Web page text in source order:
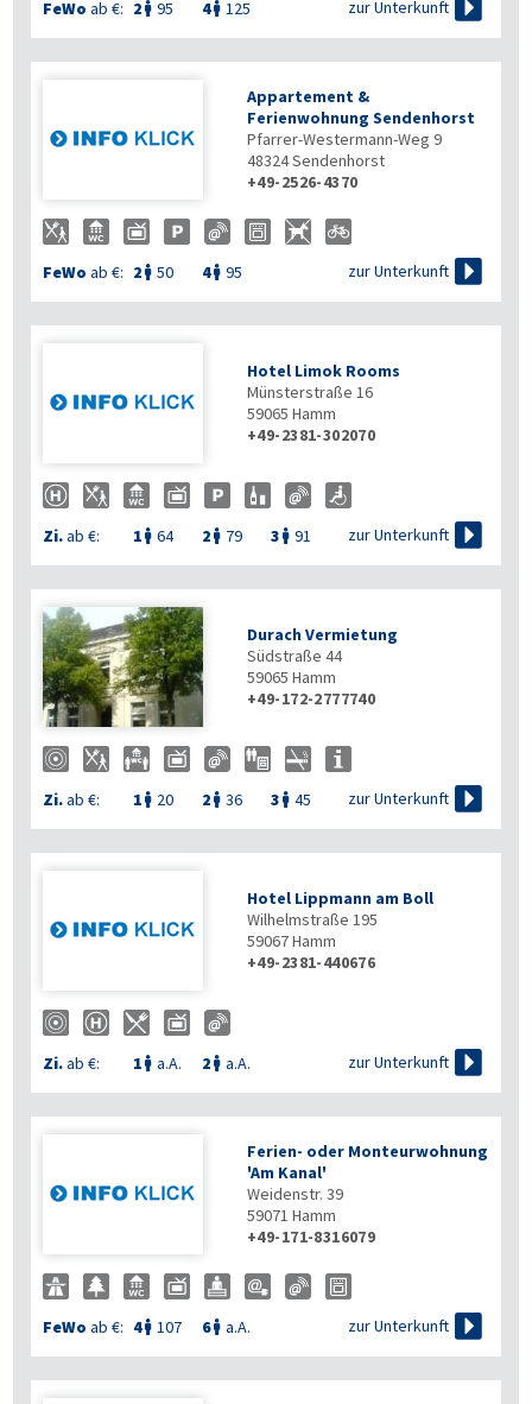
FeWo ab €: 2  95 4 125 zur Unterkunft 
Appartement &
Ferienwohnung Sendenhorst
Pfarrer-Westermann-Weg 9
48324Sendenhorst
+49-2526-4370
FeWo ab €: 2  50 4 95 zur Unterkunft 
Hotel Limok Rooms
Münsterstraße 16
59065 Hamm
+49-2381-302070
Zi.ab €: 1  64 2  79 3  91 zur Unterkunft 
Durach Vermietung
Südstraße 44
59065 Hamm
+49-172-2777740
Zi.ab €: 1  20 2  36 3  45 zur Unterkunft 
Hotel Lippmann am Boll
Wilhelmstraße 195
59067Hamm
+49-2381-440676
Zi.ab €: 1  a.A. 2  a.A. zur Unterkunft 
Ferien- oder Monteurwohnung
'Am Kanal'
Weidenstr. 39
59071 Hamm
+49-171-8316079
FeWo ab €: 4 107 6 a.A. zur Unterkunft 